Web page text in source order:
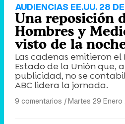
AUDIENCIAS EE.UU. 28
Una reposición
Hombres y
visto de la
Las cadenas emitieron
Estado de la Unión que,
publicidad, no se
ABC lidera la jornada.
9 comentarios |Martes 29 Enero